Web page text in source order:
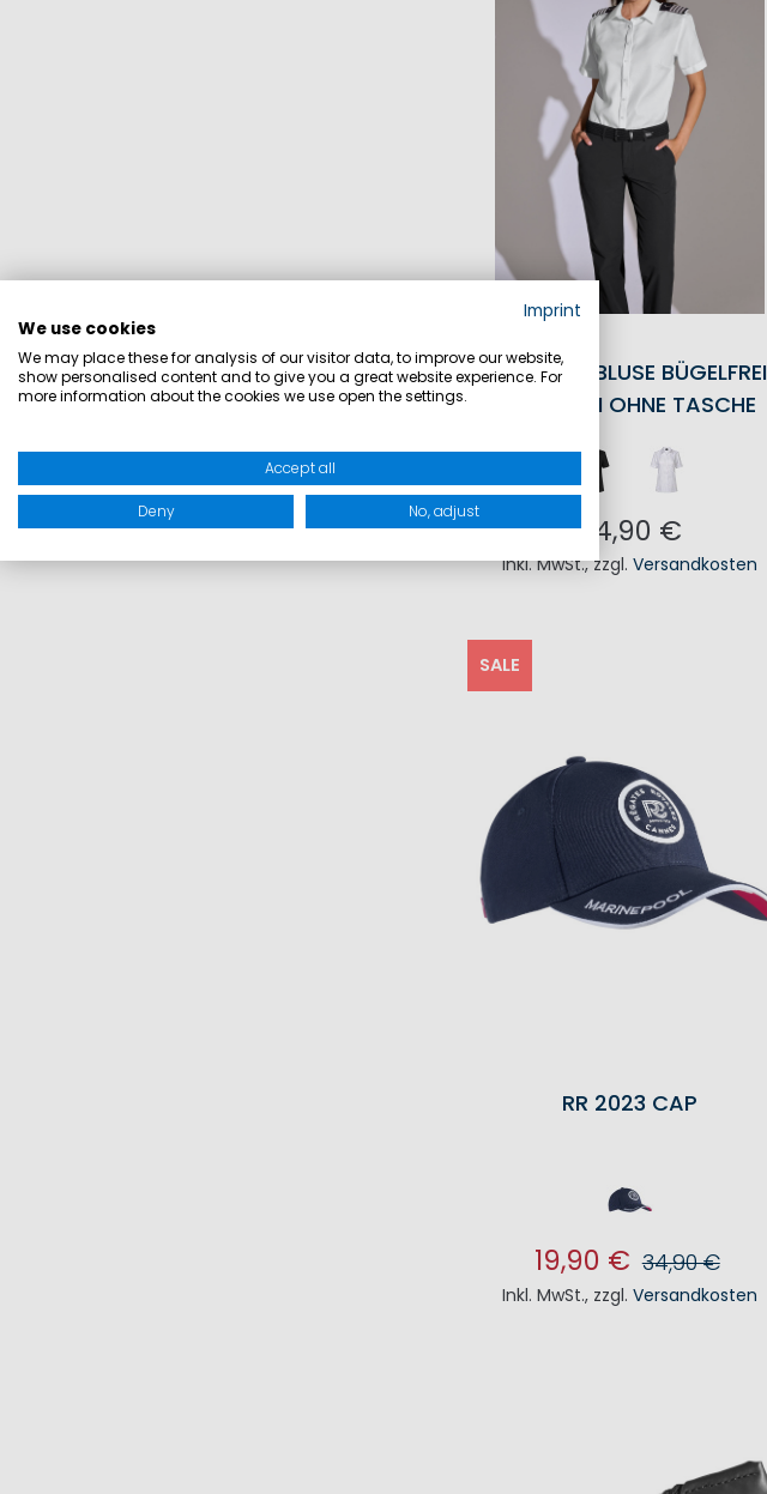
MP PILOT BLUSE BÜGELFREI
KURZARM OHNE TASCHE
84,90 €
Inkl. MwSt.,zzgl.Versandkosten
SALE
RR 2023 CAP
19,90 € 34,90 €
Inkl. MwSt., zzgl.Versandkosten
Imprint
We use cookies
We may place these for analysis of our visitor data, to improve our website,
show personalised content and to give you a great website experience. For
more information about the cookies we use open the settings.
Accept all
Deny No, adjust